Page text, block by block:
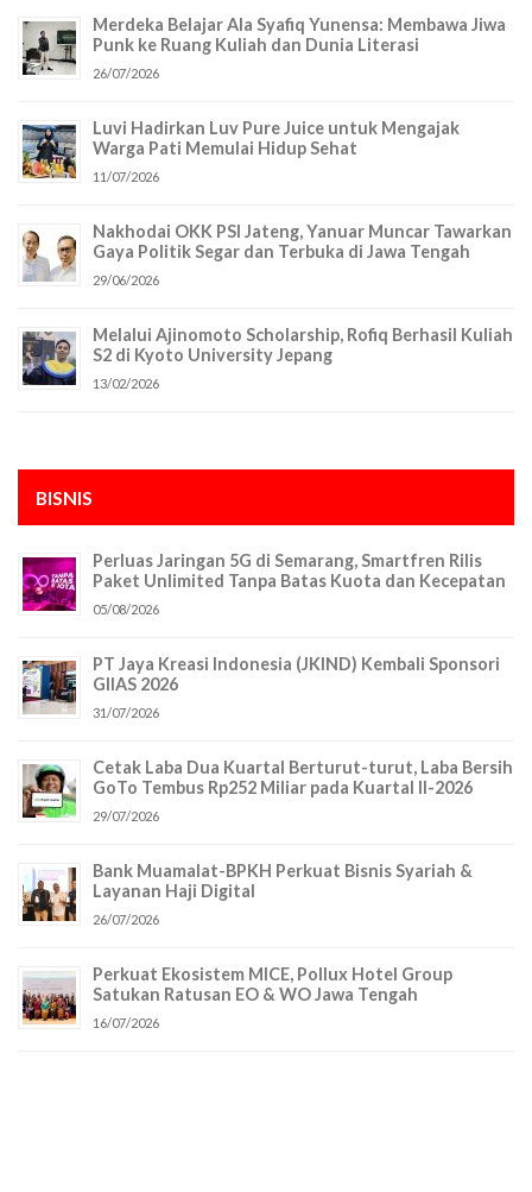
Merdeka Belajar Ala Syafiq Yunensa: Membawa Jiwa
Punk ke Ruang Kuliah dan Dunia Literasi
26/07/2026
Luvi Hadirkan Luv Pure Juice untuk Mengajak
Warga Pati Memulai Hidup Sehat
11/07/2026
Nakhodai OKK PSI Jateng, Yanuar Muncar Tawarkan
Gaya Politik Segar dan Terbuka di Jawa Tengah
29/06/2026
Melalui Ajinomoto Scholarship, Rofiq Berhasil Kuliah
S2 di Kyoto University Jepang
13/02/2026
BISNIS
Perluas Jaringan 5G di Semarang, Smartfren Rilis
Paket Unlimited Tanpa Batas Kuota dan Kecepatan
05/08/2026
PT Jaya Kreasi Indonesia (JKIND) Kembali Sponsori
GIIAS 2026
31/07/2026
Cetak Laba Dua Kuartal Berturut-turut, Laba Bersih
GoTo Tembus Rp252 Miliar pada Kuartal II-2026
29/07/2026
Bank Muamalat-BPKH Perkuat Bisnis Syariah &
Layanan Haji Digital
26/07/2026
Perkuat Ekosistem MICE, Pollux Hotel Group
Satukan Ratusan EO & WO Jawa Tengah
16/07/2026